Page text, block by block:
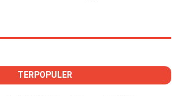
TERPOPULER